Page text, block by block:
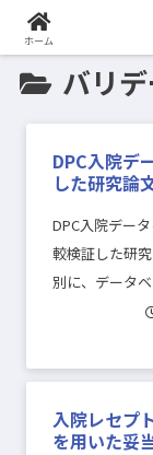
バリ
DPC入院デ
した研究論
DPC入院デー
較検証した研
別に、データ
入院レセプ
を用いた妥
ホーム